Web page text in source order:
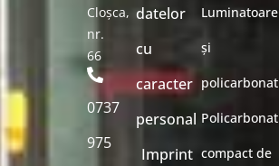
Cloșca,
nr.
66
0737
975
datelor
cu
caracter
personal
Imprint
Luminatoare
și
policarbonat
Policarbonat
compact de